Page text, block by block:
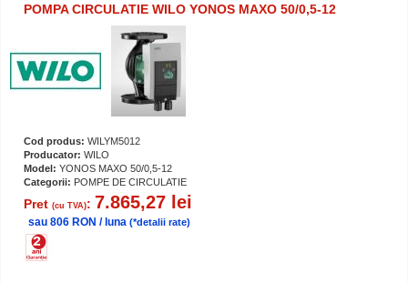
POMPA CIRCULATIE WILO YONOS MAXO 50/0,5-12
Cod produs: WILYM5012
Producator: WILO
Model: YONOS MAXO 50/0,5-12
Categorii: POMPE DE CIRCULATIE
Pret (cu TVA): 7.865,27 lei
sau 806 RON / luna (*detalii rate)